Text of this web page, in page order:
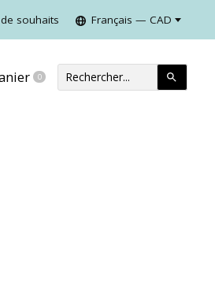
souhaits Français — CAD
0items